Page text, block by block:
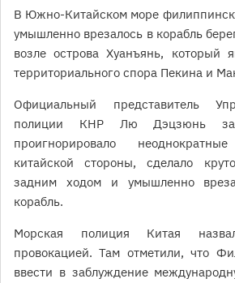
В Южно-Китайском море
умышленно врезалось в корабль
возле острова Хуанъянь, который
территориального спора Пекина и
Официальный представитель
полиции КНР Лю Дэцзюнь
проигнорировало
китайской стороны, сделало
задним ходом и умышленно
корабль.
Морская полиция Китая
провокацией. Там отметили, что
ввести в заблуждение